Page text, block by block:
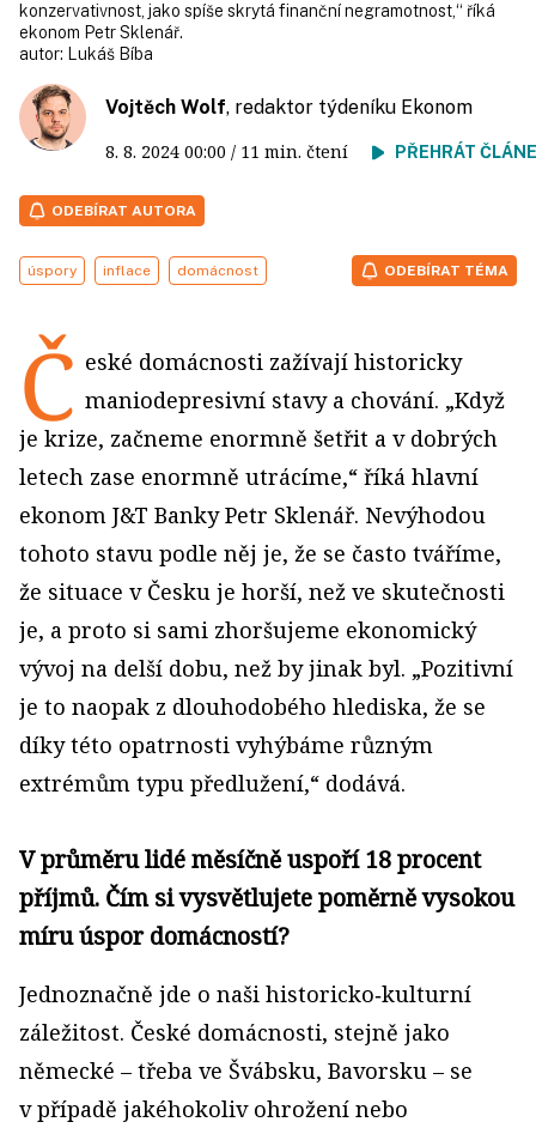
konzervativnost, jako spíše skrytá finanční negramotnost,“ říká
ekonom Petr Sklenář.
autor:
Lukáš Bíba
Vojtěch Wolf, redaktor týdeníku Ekonom
8. 8. 2024 00:00 / 11 min. čtení PŘEHRÁT
ODEBÍRAT AUTORA
úspory inflace domácnost ODEBÍRAT TÉMA
Č eské domácnosti zažívají historicky
maniodepresivní stavy a chování. „Když
je krize, začneme enormně šetřit a v dobrých
letech zase enormně utrácíme,“ říká hlavní
ekonom J&T Banky Petr Sklenář. Nevýhodou
tohoto stavu podle něj je, že se často tváříme,
že situace v Česku je horší, než ve skutečnosti
je, a proto si sami zhoršujeme ekonomický
vývoj na delší dobu, než by jinak byl. „Pozitivní
je to naopak z dlouhodobého hlediska, že se
díky této opatrnosti vyhýbáme různým
extrémům typu předlužení,“ dodává.
V průměru lidé měsíčně uspoří 18 procent
příjmů. Čím si vysvětlujete poměrně vysokou
míru úspor domácností?
Jednoznačně jde o naši historicko‑kulturní
záležitost. České domácnosti, stejně jako
německé – třeba ve Švábsku, Bavorsku – se
v případě jakéhokoliv ohrožení nebo